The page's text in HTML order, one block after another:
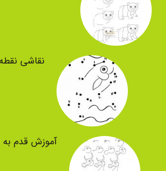
نقاشی
آموزش قدم به